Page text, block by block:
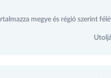
megye és régió szerint